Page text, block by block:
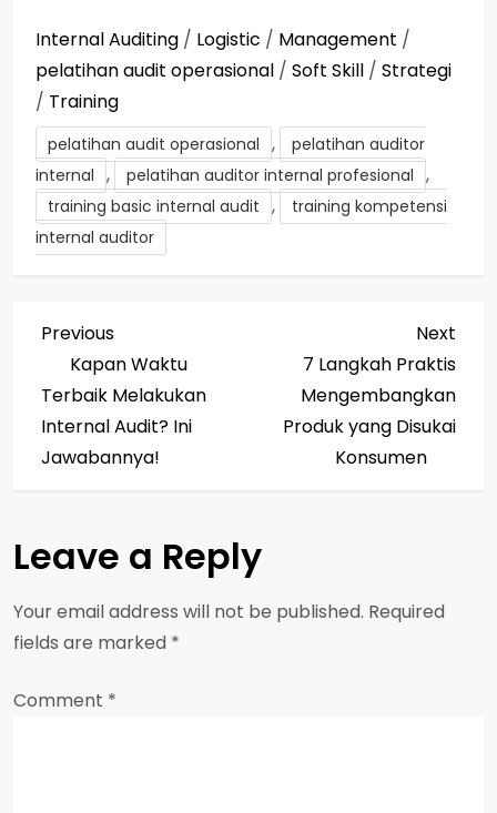
Internal Auditing / Logistic / Management /
pelatihan audit operasional / Soft Skill / Strategi
/ Training
pelatihan audit operasional ,
pelatihan auditor
internal , pelatihan auditor internal profesional ,
training basic internal audit ,
training kompetensi
internal auditor
P
o
s
n
a
v
i
Previous
Post
Previous
Kapan Waktu
Terbaik Melakukan
Internal Audit? Ini
Jawabannya!
Post
Next
7 Langkah Praktis
Mengembangkan
Produk yang Disukai
Konsumen
Leave a Reply
Your email address will not be published. Required
fields are marked *
Comment *